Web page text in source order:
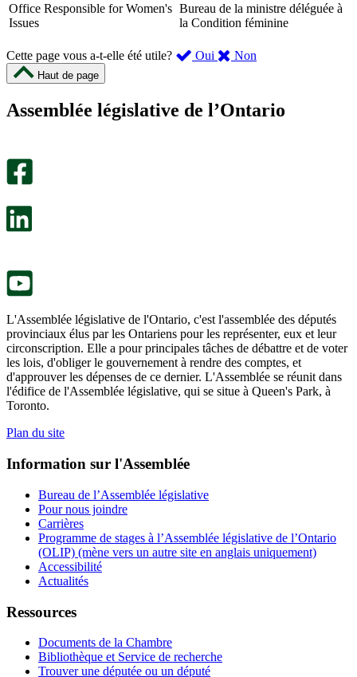
Office Responsible for Women's
Issues
Bureau de la ministre déléguée à
la Condition féminine
Cette page vous a-t-elle été utile? Oui ,
été
Non
m’a
Haut de page
Assemblée législative de l’Ontario
L'Assemblée législative de l'Ontario, c'est l'assemblée des députés
provinciaux élus par les Ontariens pour les représenter, eux et leur
circonscription. Elle a pour principales tâches de débattre et de voter
les lois, d'obliger le gouvernement à rendre des comptes, et
d'approuver les dépenses de ce dernier. L'Assemblée se réunit dans
l'édifice de l'Assemblée législative, qui se situe à Queen's Park, à
Toronto.
Plan du site
Information sur l'Assemblée
Bureau de l’Assemblée législative
Pour nous joindre
Carrières
Programme de stages à l’Assemblée législative de l’Ontario
(OLIP) (mène vers un autre site en anglais uniquement)
Accessibilité
Actualités
Ressources
Documents de la Chambre
Bibliothèque et Service de recherche
Trouver une députée ou un député